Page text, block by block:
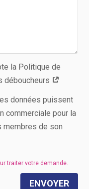
la Politique de
déboucheurs
données puissent
commerciale pour la
membres de son
ENVOYER